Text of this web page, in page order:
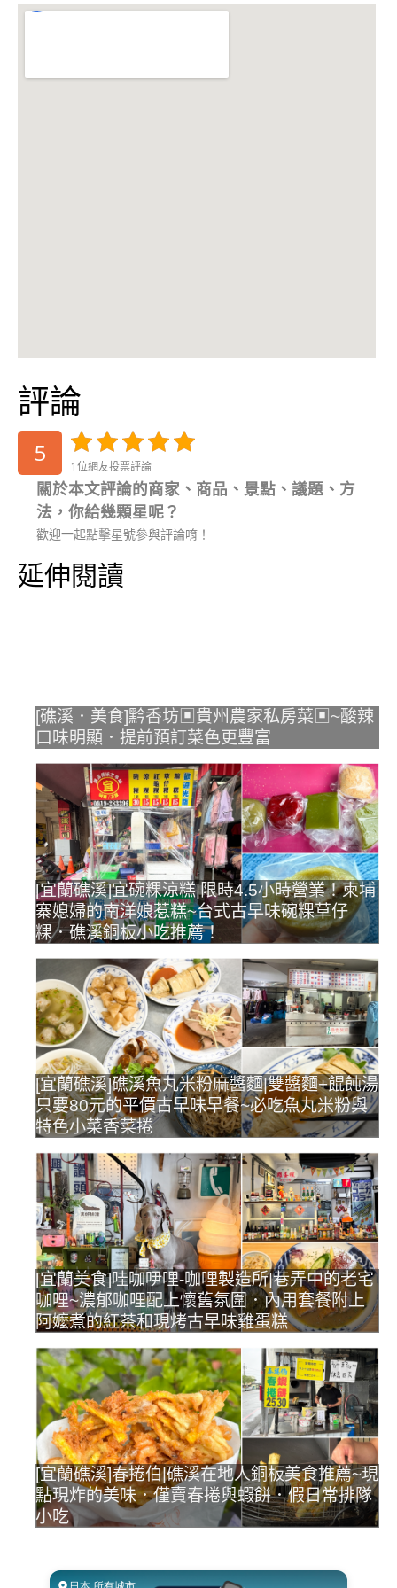
評論
5 1位網友投票評論
關於本文評論的商家、商品、景點、議題、方
法，你給幾顆星呢？
歡迎一起點擊星號參與評論唷！
延伸閱讀
[礁溪．美食]黔香坊▣貴州農家私房菜▣~酸辣
口味明顯．提前預訂菜色更豐富
[宜蘭礁溪]宜碗粿涼糕|限時4.5小時營業！柬埔
寨媳婦的南洋娘惹糕~台式古早味碗粿草仔
粿．礁溪銅板小吃推薦！
[宜蘭礁溪]礁溪魚丸米粉麻醬麵|雙醬麵+餛飩湯
只要80元的平價古早味早餐~必吃魚丸米粉與
特色小菜香菜捲
[宜蘭美食]哇咖吚哩-咖哩製造所|巷弄中的老宅
咖哩~濃郁咖哩配上懷舊氛圍．內用套餐附上
阿嬤煮的紅茶和現烤古早味雞蛋糕
[宜蘭礁溪]春捲伯|礁溪在地人銅板美食推薦~現
點現炸的美味．僅賣春捲與蝦餅．假日常排隊
小吃